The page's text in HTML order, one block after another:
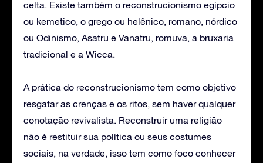
celta. Existe também o reconstrucionismo egípcio
ou kemetico, o grego ou helênico, romano, nórdico
ou Odinismo, Asatru e Vanatru, romuva, a bruxaria
tradicional e a Wicca.
A prática do reconstrucionismo tem como objetivo
resgatar as crenças e os ritos, sem haver qualquer
conotação revivalista. Reconstruir uma religião
não é restituir sua política ou seus costumes
sociais, na verdade, isso tem como foco conhecer